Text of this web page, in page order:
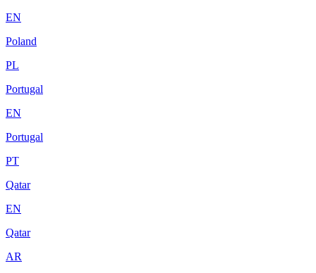
EN
Poland
PL
Portugal
EN
Portugal
PT
Qatar
EN
Qatar
AR